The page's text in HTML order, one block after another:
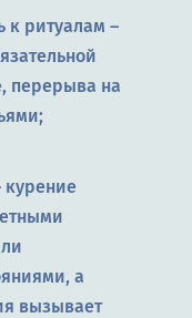
к ритуалам –
перерыва на
курение
а
вызывает